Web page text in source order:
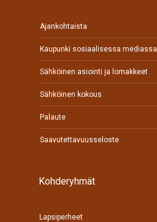
Ajankohtaista
Kaupunki sosiaalisessa mediassa
Sähköinen asiointi ja lomakkeet
Sähköinen kokous
Palaute
Saavutettavuusseloste
Kohderyhmät
Lapsiperheet